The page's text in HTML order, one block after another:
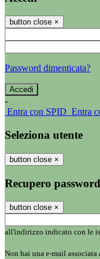
button close ×
Password dimenticata?
-
Entra con SPID Entra
Seleziona utente
button close ×
Recupero password
button close ×
all'indirizzo indicato con le
Non hai una e-mail